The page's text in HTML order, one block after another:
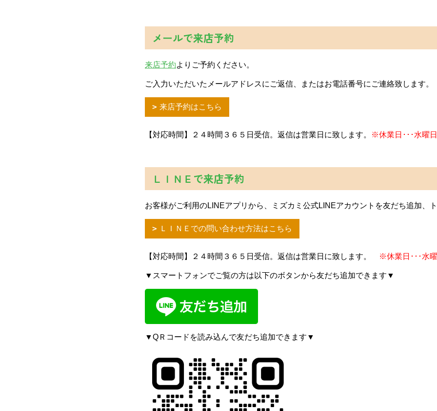
メールで来店予約
来店予約よりご予約ください。
ご入力いただいたメールアドレスにご返信、またはお電話番号にご連絡致します。
来店予約はこちら
【対応時間】２４時間３６５日受信。返信は営業日に致します。 ※休業日･･･水曜
ＬＩＮＥで来店予約
お客様がご利用のLINEアプリから、ミズカミ公式LINEアカウントを友だち追加、
ＬＩＮＥでの問い合わせ方法はこちら
【対応時間】２４時間３６５日受信。返信は営業日に致します。 ※休業日･･･水
▼スマートフォンでご覧の方は以下のボタンから友だち追加できます▼
▼QＲコードを読み込んで友だち追加できます▼